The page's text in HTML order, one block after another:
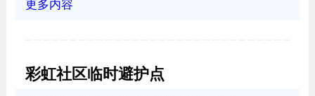
更多内容
彩虹社区临时避护点